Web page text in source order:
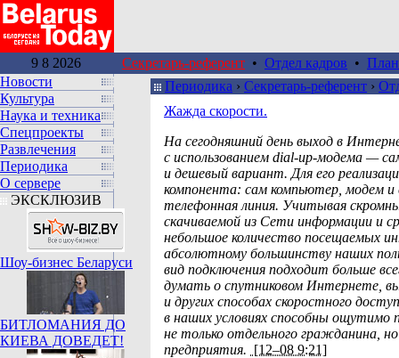
9 8 2026 Секретарь-референт • Отдел кадров •
Новости
Культура
Наука и техника
Спецпроекты
Развлечения
Периодика
О сервере
ЭКСКЛЮЗИВ
Шоу-бизнес Беларуси
БИТЛОМАНИЯ ДО
КИЕВА ДОВЕДЕТ!
Периодика › Секретарь-референт ›
Жажда скорости.
На сегодняшний день выход в
с использованием dial-up-модема —
и дешевый вариант. Для его
компонента: сам компьютер, модем и
телефонная линия. Учитывая
скачиваемой из Сети информации и
небольшое количество посещаемых
абсолютному большинству наших
вид подключения подходит больше
думать о спутниковом Интернете,
и других способах скоростного
в наших условиях способны
не только отдельного гражданина,
предприятия. [12–08 9:21]